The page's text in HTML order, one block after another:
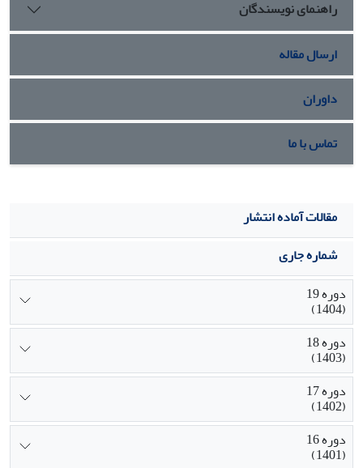
مجاب‌کننده از واقعۀ انقلاب در کشورهای عربی ارائه دهند.
راهنمای نویسندگان
ارسال مقاله
داوران
تماس با ما
مقالات آماده انتشار
شماره جاری
دوره 19
(1404)
دوره 18
(1403)
دوره 17
(1402)
دوره 16
(1401)